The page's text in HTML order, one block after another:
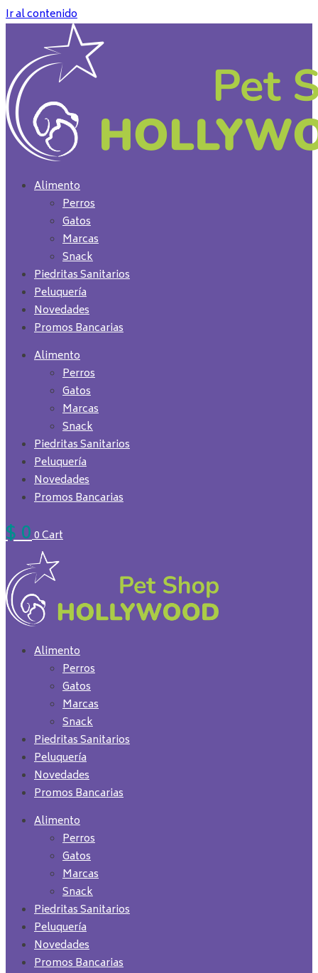
Ir al contenido
Alimento
Perros
Gatos
Marcas
Snack
Piedritas Sanitarios
Peluquería
Novedades
Promos Bancarias
Alimento
Perros
Gatos
Marcas
Snack
Piedritas Sanitarios
Peluquería
Novedades
Promos Bancarias
$00Cart
Alimento
Perros
Gatos
Marcas
Snack
Piedritas Sanitarios
Peluquería
Novedades
Promos Bancarias
Alimento
Perros
Gatos
Marcas
Snack
Piedritas Sanitarios
Peluquería
Novedades
Promos Bancarias